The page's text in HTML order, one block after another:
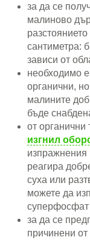
за да се
малиново
сантиметра:
зависи от
необходимо
органични,
малините
бъде
от органични
изгнил
изпражнения
реагира
суха или
можете да
суперфосфат
за да се
причинени